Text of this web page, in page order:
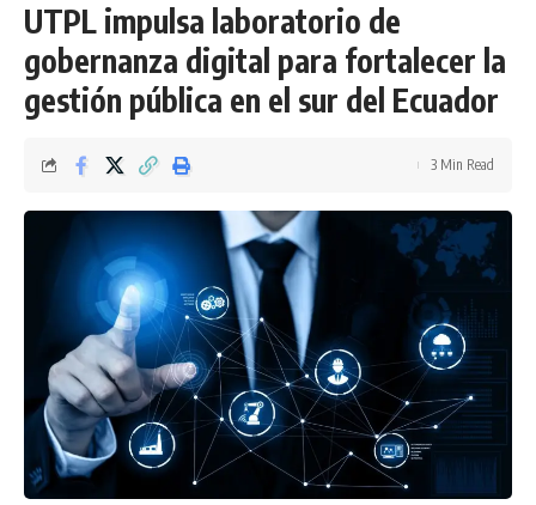
UTPL impulsa laboratorio de
gobernanza digital para fortalecer la
gestión pública en el sur del Ecuador
3 Min Read